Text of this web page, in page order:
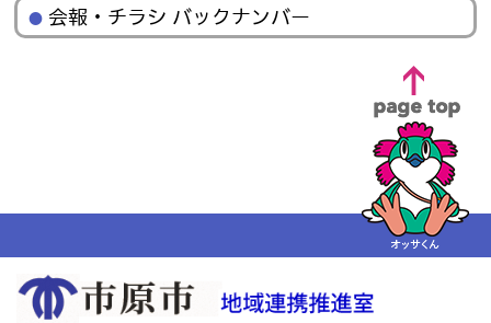
会報・チラシ バックナンバー